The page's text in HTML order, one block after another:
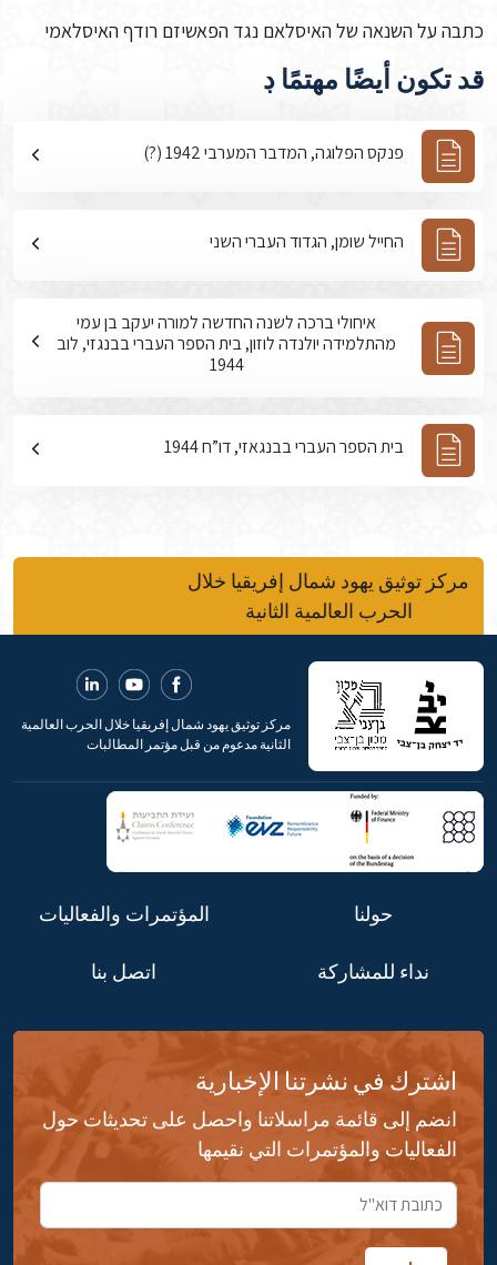
כתבה על השנאה של האיסלאם נגד הפאשיזם רודף האיסלאמי
قد تكون أيضًا مهتمًا ڊ
פנקס הפלוגה, המדבר המערבי 1942 (?)
החייל שומן, הגדוד העברי השני
איחולי ברכה לשנה החדשה למורה יעקב בן עמי
מהתלמידה יולנדה לוזון, בית הספר העברי בבנגזי, לוב
1944
בית הספר העברי בבנגאזי, דו”ח 1944
مركز توثيق يهود شمال إفريقيا خلال
الحرب العالمية الثانية
مركز توثيق يهود شمال إفريقيا خلال الحرب العالمية
الثانية مدعوم من قبل مؤتمر المطالبات
حولنا المؤتمرات والفعاليات
نداء للمشاركة اتصل بنا
اشترك في نشرتنا الإخبارية
انضم إلى قائمة مراسلاتنا واحصل على تحديثات حول
الفعاليات والمؤتمرات التي نقيمها